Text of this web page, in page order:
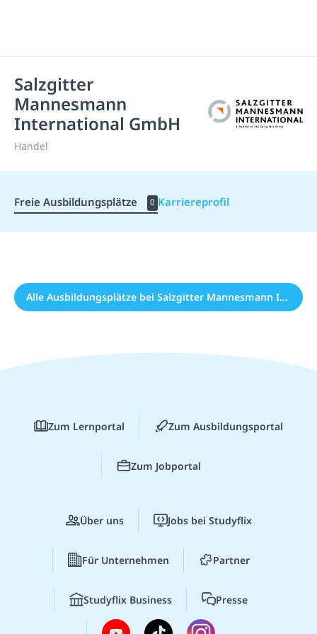
Salzgitter
Mannesmann
International GmbH
Handel
Freie Ausbildungsplätze 0 Karriereprofil
Alle Ausbildungsplätze bei Salzgitter Mannesmann International GmbH (0)
Zum Lernportal Zum Ausbildungsportal
Zum Jobportal
Über uns Jobs bei Studyflix
Für Unternehmen Partner
Studyflix Business Presse